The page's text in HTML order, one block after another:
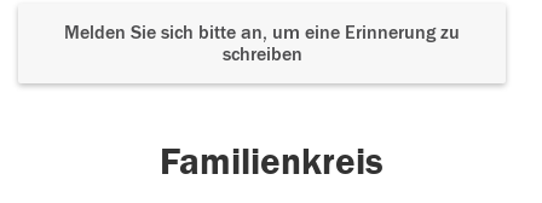
Melden Sie sich bitte an, um eine Erinnerung zu
schreiben
Familienkreis